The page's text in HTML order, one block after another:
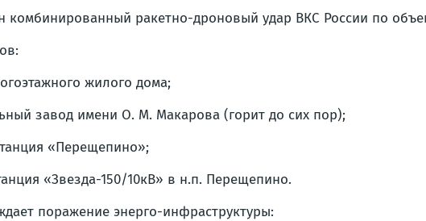
ракетно-дроновый удар ВКС России по
жилого дома;
завод имени О. М. Макарова (горит до сих пор);
«Перещепино»;
«Звезда-150/10кВ» в н.п. Перещепино.
поражение энерго-инфраструктуры: